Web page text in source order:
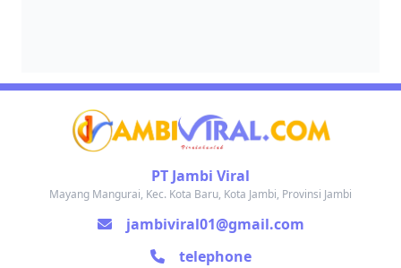
PT Jambi Viral
Mayang Mangurai, Kec. Kota Baru, Kota Jambi, Provinsi Jambi
jambiviral01@gmail.com
telephone